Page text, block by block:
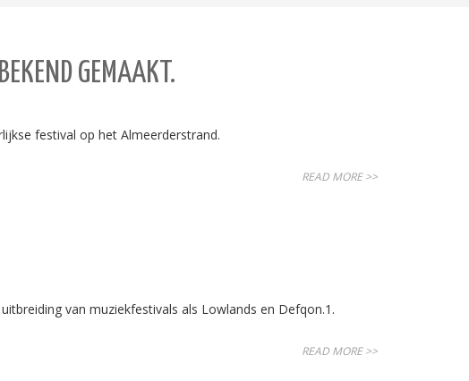
GEMAAKT.
festival op het Almeerderstrand.
READ MORE >>
van muziekfestivals als Lowlands en Defqon.1.
READ MORE >>